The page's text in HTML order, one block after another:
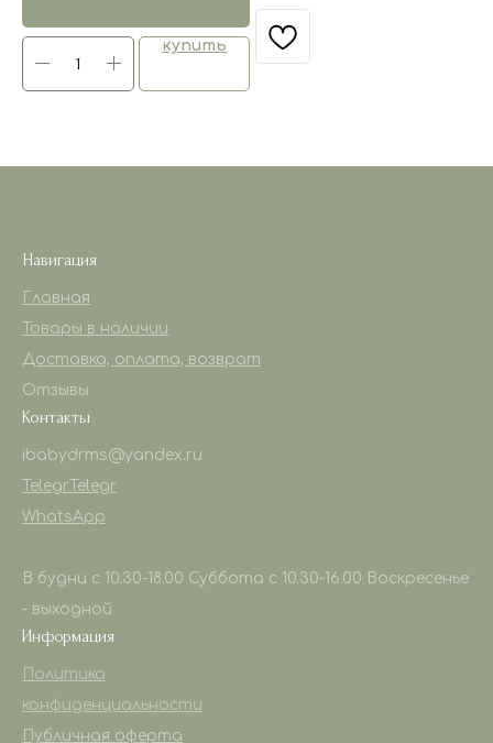
купить
Навигация
Главная
Товары в наличии
Доставка, оплата, возврат
Отзывы
Контакты
ibabydrms@yandex.ru
Telegr Telegr
WhatsApp
В будни с 10.30-18.00 Суббота с 10.30-16.00 Воскресенье
- выходной
Информация
Политика
конфиденциальности
Публичная оферта